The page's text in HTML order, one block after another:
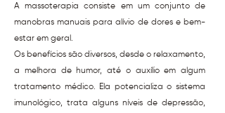
A massoterapia consiste em um conjunto de
manobras manuais para alívio de dores e bem-
estar em geral.
Os benefícios são diversos, desde o relaxamento,
a melhora de humor, até o auxílio em algum
tratamento médico. Ela potencializa o sistema
imunológico, trata alguns níveis de depressão,